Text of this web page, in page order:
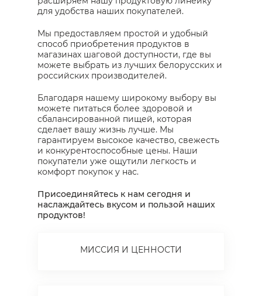
для удобства наших покупателей.
Мы предоставляем простой и удобный
способ приобретения продуктов в
магазинах шаговой доступности, где вы
можете выбрать из лучших белорусских и
российских производителей.
Благодаря нашему широкому выбору вы
можете питаться более здоровой и
сбалансированной пищей, которая
сделает вашу жизнь лучше. Мы
гарантируем высокое качество, свежесть
и конкурентоспособные цены. Наши
покупатели уже ощутили легкость и
комфорт покупок у нас.
Присоединяйтесь к нам сегодня и
наслаждайтесь вкусом и пользой наших
продуктов!
МИССИЯ И ЦЕННОСТИ